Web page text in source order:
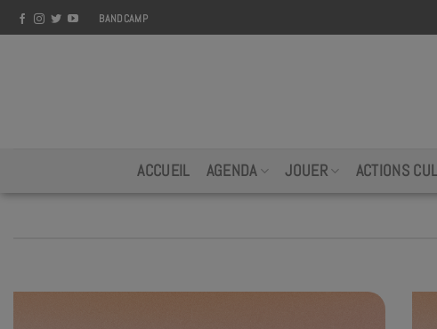
Skip
to
BANDCAMP
ACCUEIL AGENDA JOUER ACTIONS